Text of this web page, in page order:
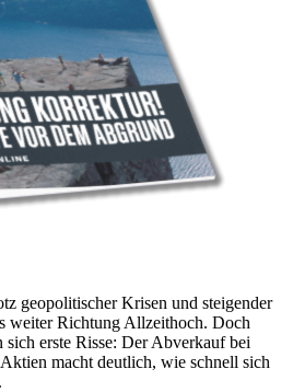
geopolitischer Krisen und steigender
weiter Richtung Allzeithoch. Doch
sich erste Risse: Der Abverkauf bei
macht deutlich, wie schnell sich